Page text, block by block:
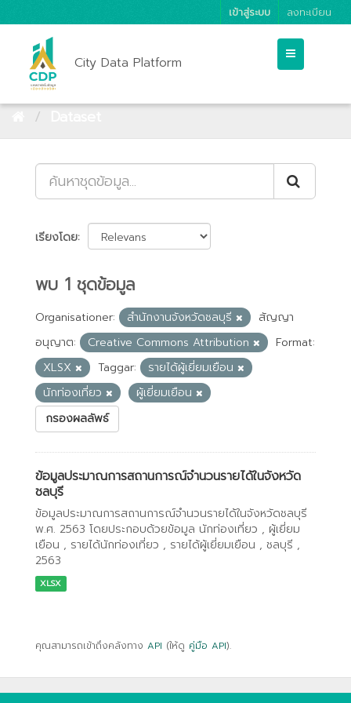
เข้าสู่ระบบ ลงทะเบียน
City Data Platform
เรียงโดย
พบ 1 ชุดข้อมูล
Organisationer: สำนักงานจังหวัดชลบุรี
สัญญา
อนุญาต:
Creative Commons Attribution
Format:
XLSX
Taggar:
รายได้ผู้เยี่ยมเยือน
นักท่องเที่ยว
ผู้เยี่ยมเยือน
กรองผลลัพธ์
ข้อมูลประมาณการสถานการณ์จำนวนรายได้ในจังหวัด
ชลบุรี
ข้อมูลประมาณการสถานการณ์จำนวนรายได้ในจังหวัดชลบุรี
พ.ศ. 2563 โดยประกอบด้วยข้อมูล นักท่องเที่ยว , ผู้เยี่ยม
เยือน , รายได้นักท่องเที่ยว , รายได้ผู้เยี่ยมเยือน , ชลบุรี ,
2563
XLSX
คุณสามารถเข้าถึงคลังทาง API (ให้ดู คู่มือ API).